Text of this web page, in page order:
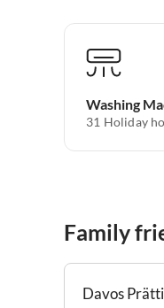
Washing
31 Holiday
Family
Davos